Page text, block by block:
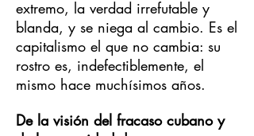
extremo, la verdad irrefutable y
blanda, y se niega al cambio. Es el
capitalismo el que no cambia: su
rostro es, indefectiblemente, el
mismo hace muchísimos años.
De la visión del fracaso cubano y